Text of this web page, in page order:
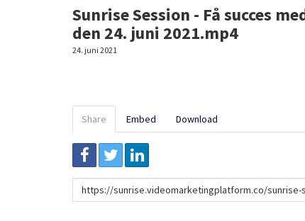
Sunrise Session - Få succes
den 24. juni 2021.mp4
24. juni 2021
Share Embed Download
Link
to